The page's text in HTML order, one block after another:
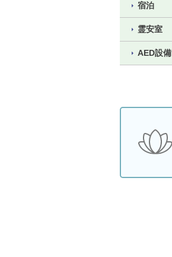
宿泊
霊安室
AED設備